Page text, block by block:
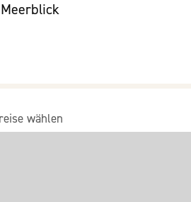
Meerblick
wählen